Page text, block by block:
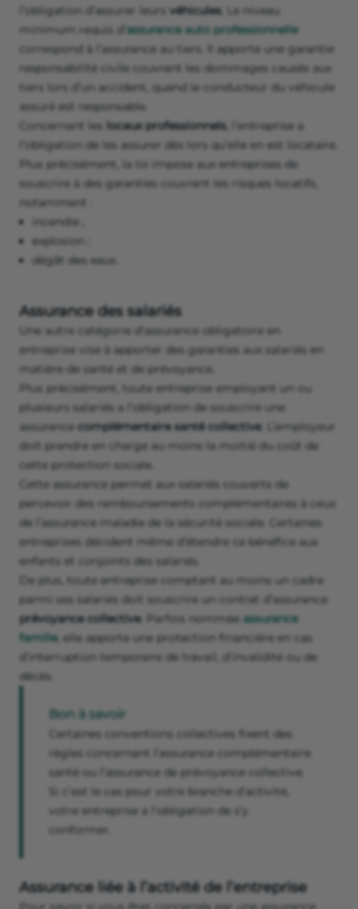
l’obligation d’assurer leurs véhicules. Le niveau
minimum requis d’ assurance auto professionnelle
correspond à l’assurance au tiers. Il apporte une garantie
responsabilité civile couvrant les dommages causés aux
tiers lors d’un accident, quand le conducteur du véhicule
assuré est responsable.
Concernant les locaux professionnels, l’entreprise a
l’obligation de les assurer dès lors qu’elle en est locataire.
Plus précisément, la loi impose aux entreprises de
souscrire à des garanties couvrant les risques locatifs,
notamment :
incendie ;
explosion ;
dégât des eaux.
Assurance des salariés
Une autre catégorie d’assurance obligatoire en
entreprise vise à apporter des garanties aux salariés en
matière de santé et de prévoyance.
Plus précisément, toute entreprise employant un ou
plusieurs salariés a l’obligation de souscrire une
assurance complémentaire santé collective. L’employeur
doit prendre en charge au moins la moitié du coût de
cette protection sociale.
Cette assurance permet aux salariés couverts de
percevoir des remboursements complémentaires à ceux
de l’assurance maladie de la sécurité sociale. Certaines
entreprises décident même d’étendre ce bénéfice aux
enfants et conjoints des salariés.
De plus, toute entreprise comptant au moins un cadre
parmi ses salariés doit souscrire un contrat d’assurance
prévoyance collective. Parfois nommée assurance
famille, elle apporte une protection financière en cas
d’interruption temporaire de travail, d’invalidité ou de
décès.
Bon à savoir
Certaines conventions collectives fixent des
règles concernant l’assurance complémentaire
santé ou l’assurance de prévoyance collective.
Si c’est le cas pour votre branche d'activité,
votre entreprise a l’obligation de s’y
conformer.
Assurance liée à l’activité de l’entreprise